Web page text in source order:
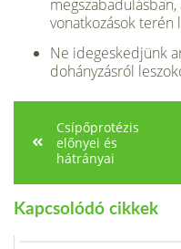
vonatkozások terén
Ne idegeskedjünk
do­hányzásról
Csípőprotézis
előnyei és
hátrányai
Kapcsolódó cikkek